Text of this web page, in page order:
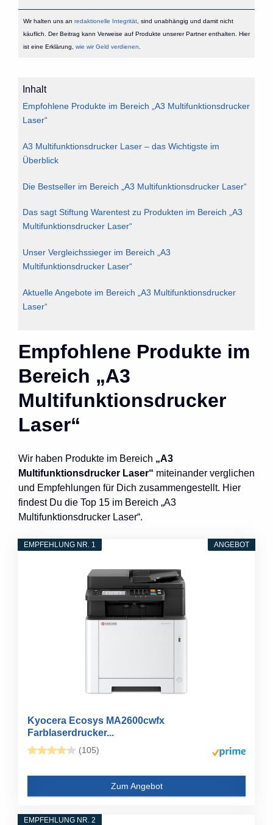
Wir halten uns an redaktionelle Integrität, sind unabhängig und damit nicht
käuflich. Der Beitrag kann Verweise auf Produkte unserer Partner enthalten. Hier
ist eine Erklärung, wie wir Geld verdienen
Inhalt
Empfohlene Produkte im Bereich „A3 Multifunktionsdrucker
Laser“
A3 Multifunktionsdrucker Laser – das Wichtigste im
Überblick
Die Bestseller im Bereich „A3 Multifunktionsdrucker Laser“
Das sagt Stiftung Warentest zu Produkten im Bereich „A3
Multifunktionsdrucker Laser“
Unser Vergleichssieger im Bereich „A3
Multifunktionsdrucker Laser“
Aktuelle Angebote im Bereich „A3 Multifunktionsdrucker
Laser“
Empfohlene Produkte im
Bereich „A3
Multifunktionsdrucker
Laser“
Wir haben Produkte im Bereich „A3
Multifunktionsdrucker Laser“ miteinander verglichen
und Empfehlungen für Dich zusammengestellt. Hier
findest Du die Top 15 im Bereich „A3
Multifunktionsdrucker Laser“.
ANGEBOT
EMPFEHLUNG NR. 1
Kyocera Ecosys MA2600cwfx
Farblaserdrucker...
(105)
Zum Angebot
EMPFEHLUNG NR. 2